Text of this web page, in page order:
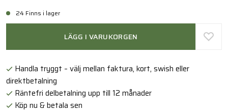
24 Finns i lager
LÄGG I VARUKORGEN
Handla tryggt – välj mellan faktura, kort, swish eller
direktbetalning
Räntefri delbetalning upp till 12 månader
Köp nu & betala sen